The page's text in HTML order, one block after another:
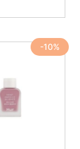
-10%